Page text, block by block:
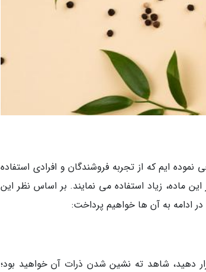
ایم که از تجربه فروشندگان و افرادی استفاده
ماده، زیاد استفاده می نمایند. بر اساس نظر این
ادامه به آن ها خواهیم پرداخت:
دهید، شاهد ته نشین شدن ذرات آن خواهید بود؛